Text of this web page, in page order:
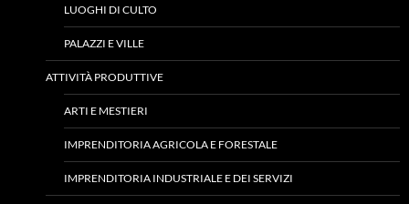
LUOGHI DI CULTO
PALAZZI E VILLE
ATTIVITÀ PRODUTTIVE
ARTI E MESTIERI
IMPRENDITORIA AGRICOLA E FORESTALE
IMPRENDITORIA INDUSTRIALE E DEI SERVIZI